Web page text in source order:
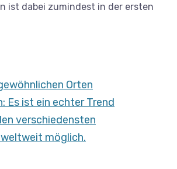
ist dabei zumindest in der ersten